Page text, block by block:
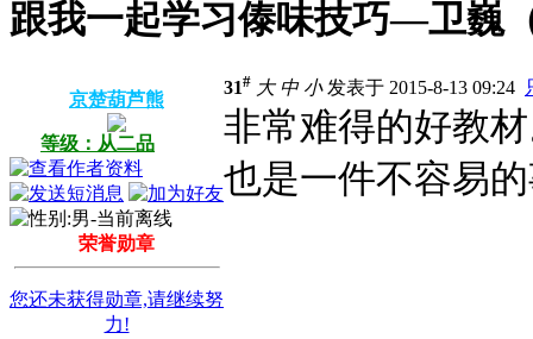
跟我一起学习傣味技巧—卫巍
京楚葫芦熊
等级：从二品
荣誉勋章
您还未获得勋章,请继续努
力!
31# 大 中 小发表于 2015-8-13 09:24
非常难得的好教
也是一件不容易